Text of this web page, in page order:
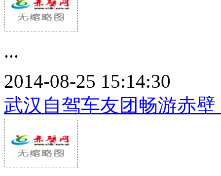
...
2014-08-25 15:14:30
武汉自驾车友团畅游赤